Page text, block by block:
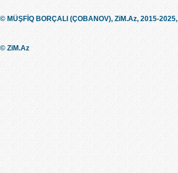
© MÜŞFİQ BORÇALI (ÇOBANOV), ZiM.Az, 2015-2025,
© ZiM.Az